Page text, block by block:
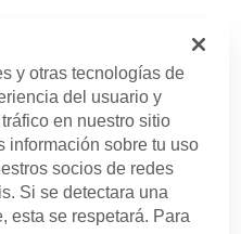
permite que su columna
se preocupe por tocarse los
tome nota de dónde siente
Esto podría ser un
y otras tecnologías de
del usuario y
en nuestro sitio
información sobre tu uso
socios de redes
Si se detectara una
esta se respetará. Para